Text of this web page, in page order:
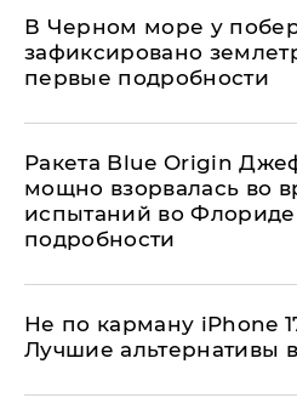
В Черном море у
зафиксировано
первые подробности
Ракета Blue Origin
мощно взорвалась во
испытаний во
подробности
Не по карману iPhone
Лучшие альтернативы